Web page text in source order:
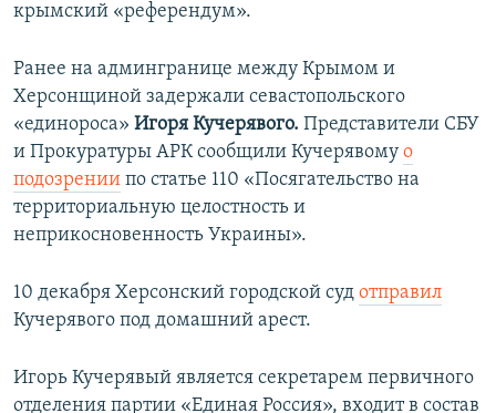
крымский «референдум».
Ранее на админгранице между Крымом и
Херсонщиной задержали севастопольского
«единороса» Игоря Кучерявого. Представители СБУ
и Прокуратуры АРК сообщили Кучерявому о
подозрении по статье 110 «Посягательство на
территориальную целостность и
неприкосновенность Украины».
10 декабря Херсонский городской суд отправил
Кучерявого под домашний арест.
Игорь Кучерявый является секретарем первичного
отделения партии «Единая Россия», входит в состав